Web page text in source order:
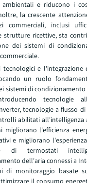
ambientali e riducono i
la crescente
commerciali, inclusi
strutture ricettive, sta
dei sistemi di
tecnologici e
un ruolo
sistemi di
tecnologie
tecnologie a flusso
abilitati all'intelligenza
migliorano l'efficienza
e migliorano
di termostati
dell'aria connessi a
di monitoraggio basate
il consumo